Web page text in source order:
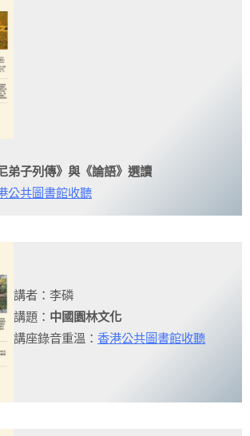
弟子列傳》與《論語》選讀
公共圖書館收聽
講者：李磷
講題： 中國園林文化
講座錄音重溫： 香港公共圖書館收聽